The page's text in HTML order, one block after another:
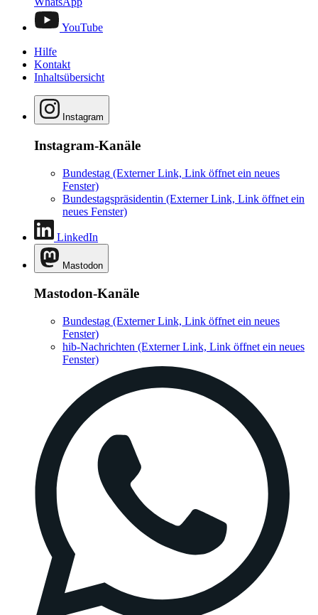
YouTube
Hilfe
Kontakt
Inhaltsübersicht
Instagram
Instagram-Kanäle
Bundestag (Externer Link, Link öffnet ein neues
Fenster)
Bundestagspräsidentin (Externer Link, Link öffnet ein
neues Fenster)
LinkedIn
Mastodon
Mastodon-Kanäle
Bundestag (Externer Link, Link öffnet ein neues
Fenster)
hib-Nachrichten (Externer Link, Link öffnet ein neues
Fenster)